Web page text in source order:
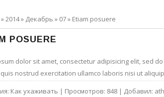
ДОСТАВКА И ОПЛАТА
»2014» Декабрь » 07» Etiam posuere
POSUERE
dolor sit amet, consectetur adipisicing elit, sed
nostrud exercitation ullamco laboris nisi ut
: Как ухаживать | Просмотров: 848 | Добавил: